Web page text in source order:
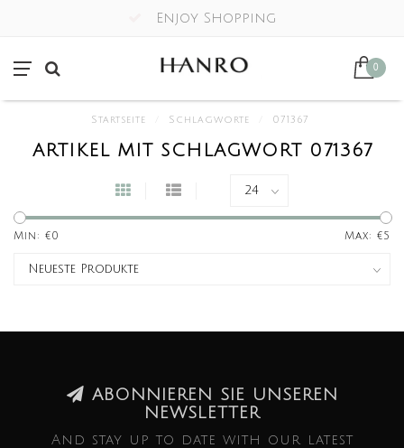
Enjoy Shopping
0
Startseite Schlagworte 071367
ARTIKEL MIT SCHLAGWORT 071367
Min: €0 Max: €5
ABONNIEREN SIE UNSEREN
NEWSLETTER
And stay up to date with our latest